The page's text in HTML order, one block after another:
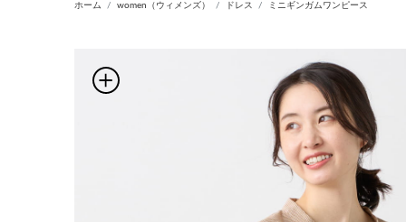
ホーム women（ウィメンズ） ドレス ミニギンガムワンピース